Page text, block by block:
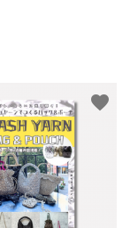
favorite